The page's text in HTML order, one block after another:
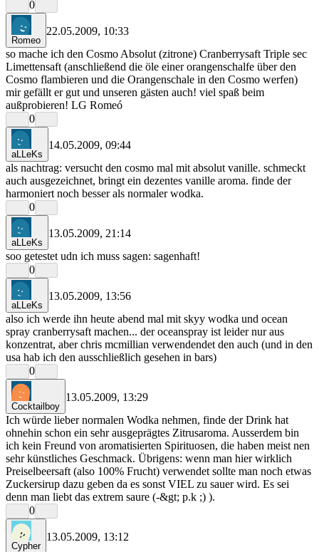
0
Romeo
22.05.2009, 10:33
so mache ich den Cosmo Absolut (zitrone) Cranberrysaft Triple sec
Limettensaft (anschließend die öle einer orangenschalfe über den
Cosmo flambieren und die Orangenschale in den Cosmo werfen)
mir gefällt er gut und unseren gästen auch! viel spaß beim
außprobieren! LG Romeó
0
aLLeKs
14.05.2009, 09:44
als nachtrag: versucht den cosmo mal mit absolut vanille. schmeckt
auch ausgezeichnet, bringt ein dezentes vanille aroma. finde der
harmoniert noch besser als normaler wodka.
0
aLLeKs
13.05.2009, 21:14
soo getestet udn ich muss sagen: sagenhaft!
0
aLLeKs
13.05.2009, 13:56
also ich werde ihn heute abend mal mit skyy wodka und ocean
spray cranberrysaft machen... der oceanspray ist leider nur aus
konzentrat, aber chris mcmillian verwendendet den auch (und in den
usa hab ich den ausschließlich gesehen in bars)
0
Cocktailboy
13.05.2009, 13:29
Ich würde lieber normalen Wodka nehmen, finde der Drink hat
ohnehin schon ein sehr ausgeprägtes Zitrusaroma. Ausserdem bin
ich kein Freund von aromatisierten Spirituosen, die haben meist nen
sehr künstliches Geschmack. Übrigens: wenn man hier wirklich
Preiselbeersaft (also 100% Frucht) verwendet sollte man noch etwas
Zuckersirup dazu geben da es sonst VIEL zu sauer wird. Es sei
denn man liebt das extrem saure (-&gt; p.k ;) ).
0
Cypher
13.05.2009, 13:12